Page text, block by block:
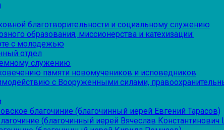
благотворительности и социальному служению
образования, миссионерства и катехизации:
с молодежью
отдел
служению
памяти новомучеников и исповедников
с Вооруженными силами,
благочиние (благочинный иерей Евгений Тарасов)
(благочинный иерей Вячеслав